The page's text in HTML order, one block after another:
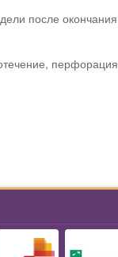
после окончания
перфорация